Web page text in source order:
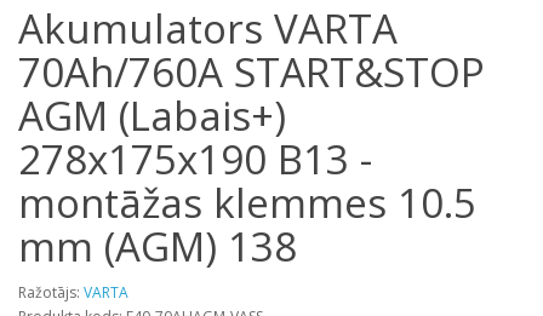
Akumulators VARTA
70Ah/760A START&STOP
AGM (Labais+)
278x175x190 B13 -
montāžas klemmes 10.5
mm (AGM) 138
Ražotājs: VARTA